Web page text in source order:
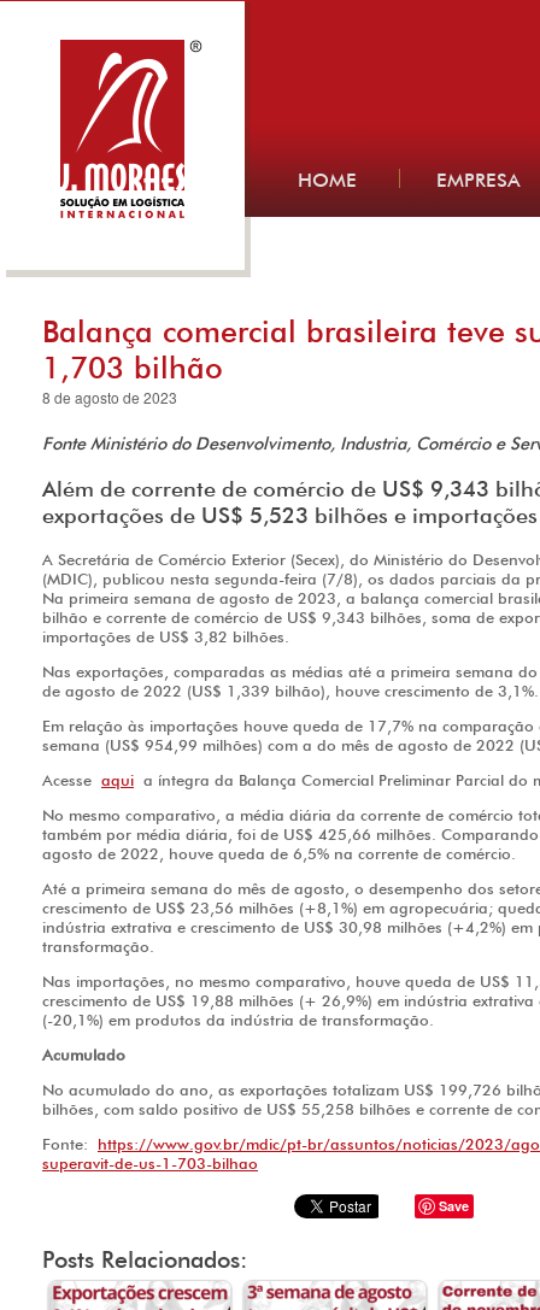
HOME EMPRESA
Balança comercial brasileira teve
1,703 bilhão
8 de agosto de 2023
Fonte Ministério do Desenvolvimento, Industria, Comércio e
Além de corrente de comércio de US$ 9,343
exportações de US$ 5,523 bilhões e
A Secretária de Comércio Exterior (Secex), do Ministério do
(MDIC), publicou nesta segunda-feira (7/8), os dados parciais da
Na primeira semana de agosto de 2023, a balança comercial
bilhão e corrente de comércio de US$ 9,343 bilhões, soma de
importações de US$ 3,82 bilhões.
Nas exportações, comparadas as médias até a primeira semana
de agosto de 2022 (US$ 1,339 bilhão), houve crescimento de 3,1%.
Em relação às importações houve queda de 17,7% na
semana (US$ 954,99 milhões) com a do mês de agosto de 2022
Acesse aqui a íntegra da Balança Comercial Preliminar Parcial do
No mesmo comparativo, a média diária da corrente de comércio
também por média diária, foi de US$ 425,66 milhões.
agosto de 2022, houve queda de 6,5% na corrente de comércio.
Até a primeira semana do mês de agosto, o desempenho dos
crescimento de US$ 23,56 milhões (+8,1%) em agropecuária;
indústria extrativa e crescimento de US$ 30,98 milhões (+4,2%)
transformação.
Nas importações, no mesmo comparativo, houve queda de US$
crescimento de US$ 19,88 milhões (+ 26,9%) em indústria
(-20,1%) em produtos da indústria de transformação.
Acumulado
No acumulado do ano, as exportações totalizam US$ 199,726
bilhões, com saldo positivo de US$ 55,258 bilhões e corrente de
Fonte: https://www.gov.br/mdic/pt-br/assuntos/noticias/2023/
superavit-de-us-1-703-bilhao
Save
Posts Relacionados: